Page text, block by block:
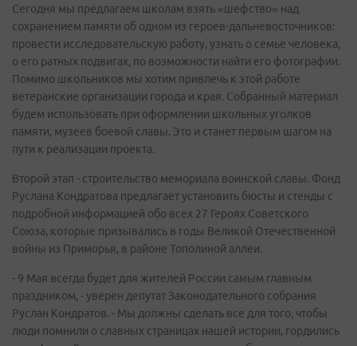
Сегодня мы предлагаем школам взять «шефство» над
сохранением памяти об одном из героев-дальневосточников:
провести исследовательскую работу, узнать о семье человека,
о его ратных подвигах, по возможности найти его фотографии.
Помимо школьников мы хотим привлечь к этой работе
ветеранские организации города и края. Собранный материал
будем использовать при оформлении школьных уголков
памяти, музеев боевой славы. Это и станет первым шагом на
пути к реализации проекта.
Второй этап - строительство мемориала воинской славы. Фонд
Руслана Кондратова предлагает установить бюсты и стенды с
подробной информацией обо всех 27 Героях Советского
Союза, которые призывались в годы Великой Отечественной
войны из Приморья, в районе Тополиной аллеи.
- 9 Мая всегда будет для жителей России самым главным
праздником, - уверен депутат Законодательного собрания
Руслан Кондратов. - Мы должны сделать все для того, чтобы
люди помнили о славных страницах нашей истории, гордились